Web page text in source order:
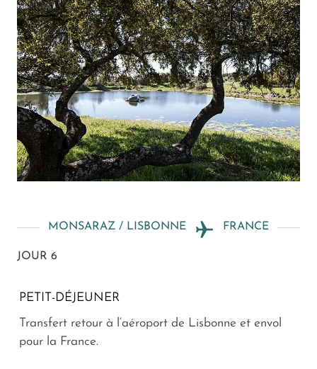
MONSARAZ / LISBONNE FRANCE
JOUR 6
PETIT-DÉJEUNER
Transfert retour à l’aéroport de Lisbonne et envol
pour la France.